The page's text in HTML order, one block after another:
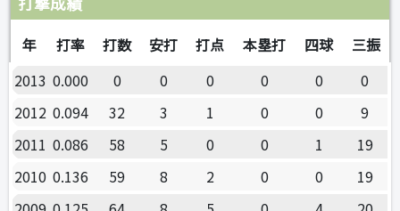
年 打率 打数 安打 打点 本塁打 四球
三振
2013 0.000 0 0 0 0 0
0
2012 0.094 32 3 1 0 0
9
2011 0.086 58 5 0 0 1
19
2010 0.136 59 8 2 0 0
19